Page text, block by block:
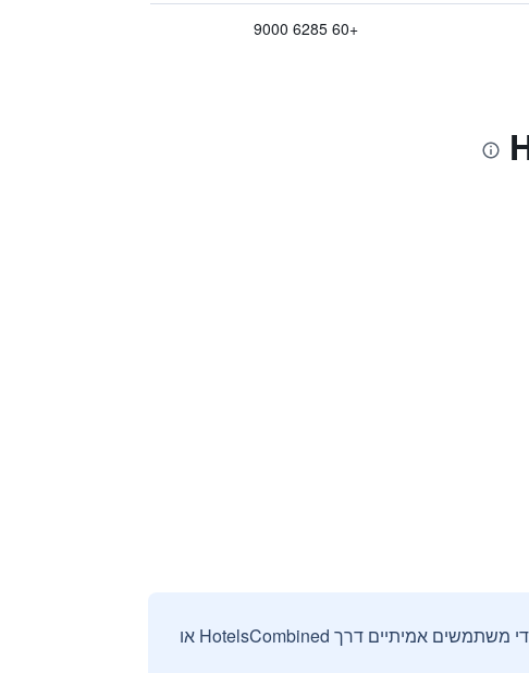
+60 6285 9000
אנחנו אוספים ומציגים ביקורות וחוות דעת רק מהזמנות מאומתות שבוצעו על ידי משתמשים אמיתיים דרך HotelsCombined או